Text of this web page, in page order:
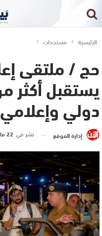
الرئيسية مستجدات
حج / ملتقى
دولي وإعلامي
إدارة الموقع نشر في 22 مايو 2026 الساعة 15 و 01 دقيقة